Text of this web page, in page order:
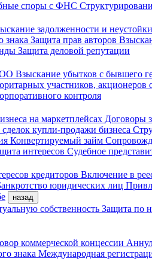
споры с ФНС
задолженности и неустойки
знака Защита прав авторов
Защита деловой репутации
Взыскание убытков с бывшего
участников, акционеров
контроля
на маркетплейсах Договоры
купли-продажи бизнеса
Конвертируемый займ
интересов Судебное
кредиторов Включение в
юридических лиц
назад
собственность Защита по
коммерческой концессии
знака Международная